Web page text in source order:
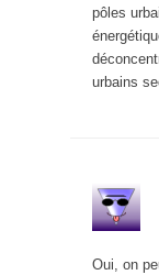
pôles
urbains
Oui, on